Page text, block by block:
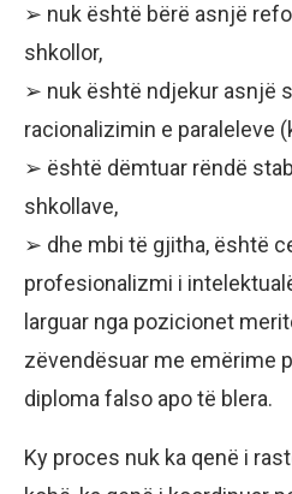
➢ nuk është bërë asnjë
shkollor,
➢ nuk është ndjekur asnjë
racionalizimin e paraleleve
➢ është dëmtuar rëndë
shkollave,
➢ dhe mbi të gjitha, është
profesionalizmi i
larguar nga pozicionet
zëvendësuar me emërime
diploma falso apo të blera.
Ky proces nuk ka qenë i